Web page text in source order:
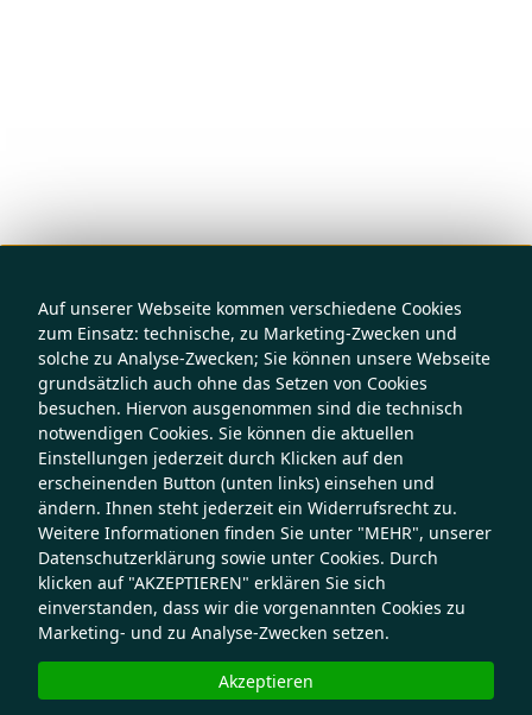
Auf unserer Webseite kommen verschiedene Cookies
zum Einsatz: technische, zu Marketing-Zwecken und
solche zu Analyse-Zwecken; Sie können unsere Webseite
grundsätzlich auch ohne das Setzen von Cookies
besuchen. Hiervon ausgenommen sind die technisch
notwendigen Cookies. Sie können die aktuellen
Einstellungen jederzeit durch Klicken auf den
erscheinenden Button (unten links) einsehen und
ändern. Ihnen steht jederzeit ein Widerrufsrecht zu.
Weitere Informationen finden Sie unter "MEHR", unserer
Datenschutzerklärung sowie unter Cookies. Durch
klicken auf "AKZEPTIEREN" erklären Sie sich
einverstanden, dass wir die vorgenannten Cookies zu
Marketing- und zu Analyse-Zwecken setzen.
Akzeptieren